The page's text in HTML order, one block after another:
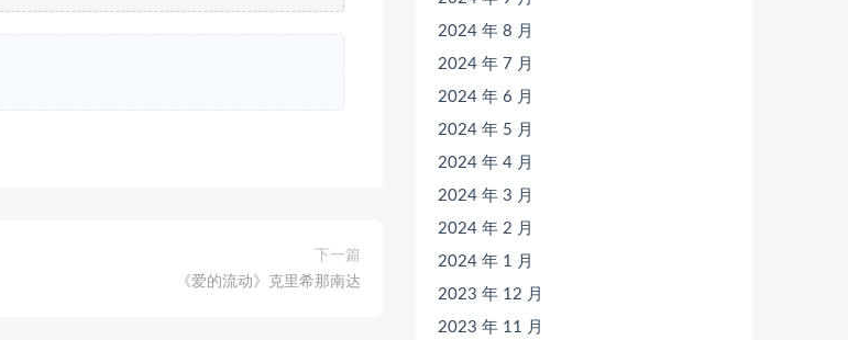
下一篇
《爱的流动》克里希那南达
2024 年 8 月
2024 年 7 月
2024 年 6 月
2024 年 5 月
2024 年 4 月
2024 年 3 月
2024 年 2 月
2024 年 1 月
2023 年 12 月
2023 年 11 月